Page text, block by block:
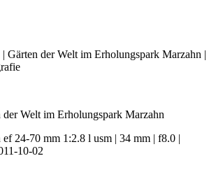
Welt im Erholungspark Marzahn
ef 24-70 mm 1:2.8 l usm | 34 mm | f8.0 |
10-02